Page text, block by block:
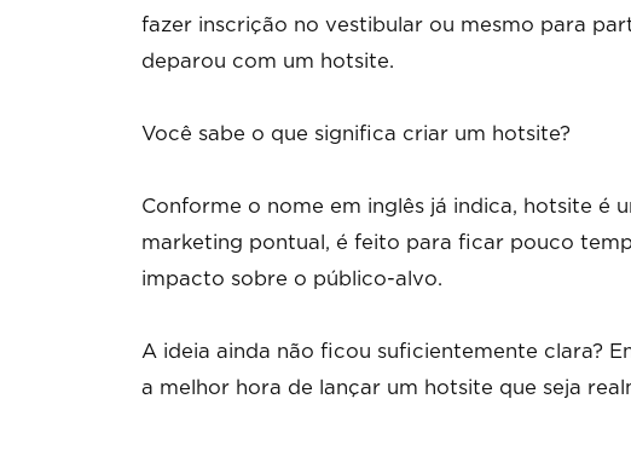
fazer inscrição no vestibular ou mesmo para
deparou com um hotsite.
Você sabe o que significa criar um hotsite?
Conforme o nome em inglês já indica, hotsite é
marketing pontual, é feito para ficar pouco
impacto sobre o público-alvo.
A ideia ainda não ficou suficientemente clara?
a melhor hora de lançar um hotsite que seja